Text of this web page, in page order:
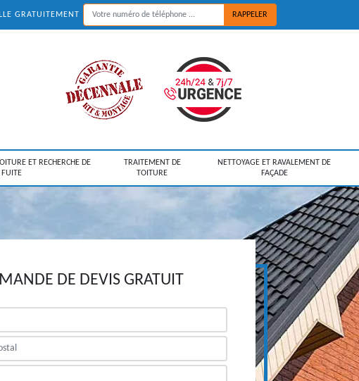
GRATUITEMENT
ET RECHERCHE DE
FUITE
TRAITEMENT DE
TOITURE
NETTOYAGE ET RAVALEMENT DE
FAÇADE
DE DEVIS GRATUIT